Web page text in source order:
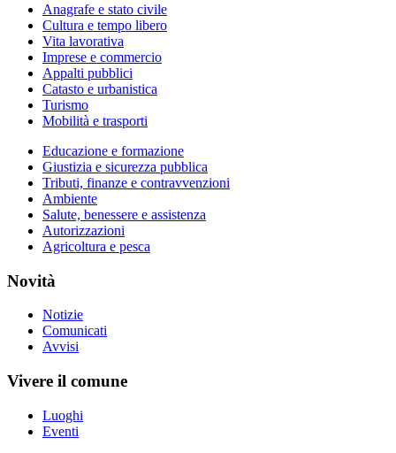
Anagrafe e stato civile
Cultura e tempo libero
Vita lavorativa
Imprese e commercio
Appalti pubblici
Catasto e urbanistica
Turismo
Mobilità e trasporti
Educazione e formazione
Giustizia e sicurezza pubblica
Tributi, finanze e contravvenzioni
Ambiente
Salute, benessere e assistenza
Autorizzazioni
Agricoltura e pesca
Novità
Notizie
Comunicati
Avvisi
Vivere il comune
Luoghi
Eventi